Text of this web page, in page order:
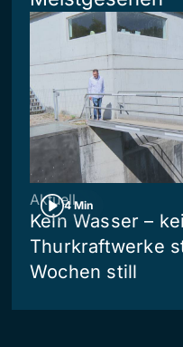
4 Min
Aktuell
Kein Wasser –
Thurkraftwerke
Wochen still